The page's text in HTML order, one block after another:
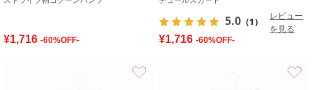
¥1,716 -60%OFF-
5.0 （1）
レビュー
を見る
¥1,716 -60%OFF-